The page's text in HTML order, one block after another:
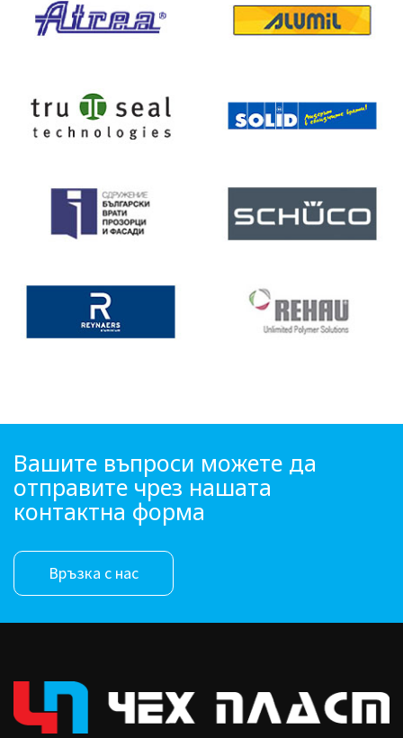
Вашите въпроси можете да
отправите чрез нашата
контактна форма
Връзка с нас